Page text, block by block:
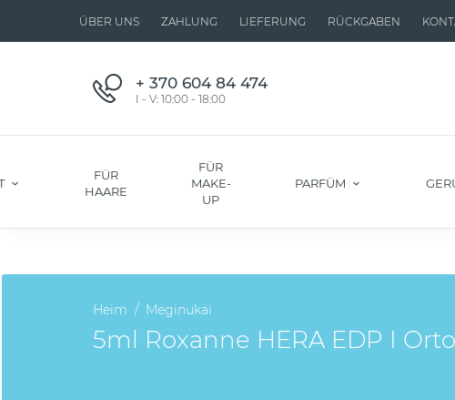
ÜBER UNS ZAHLUNG LIEFERUNG RÜCKGABEN
+ 370 604 84 474
I - V: 10:00 - 18:00
FÜR
HAARE
FÜR
MAKE-
UP
PARFÜM
Heim Mėginukai
5ml Roxanne HERA EDP I